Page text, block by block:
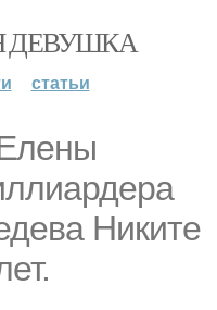
ДЕВУШКА
статьи
Никите